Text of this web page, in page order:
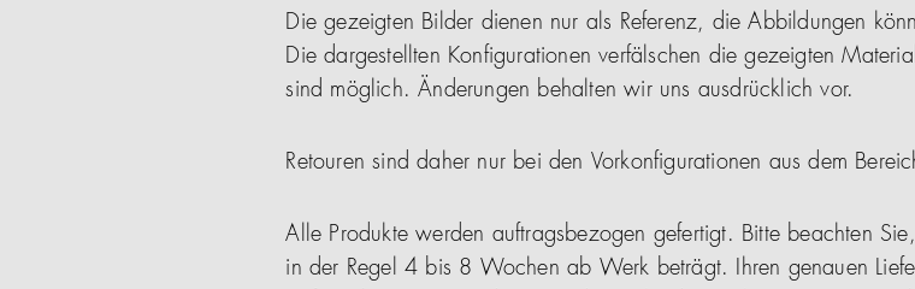
Die gezeigten Bilder dienen nur als Referenz, die Abbildungen
Die dargestellten Konfigurationen verfälschen die gezeigten
sind möglich. Änderungen behalten wir uns ausdrücklich vor.
Retouren sind daher nur bei den Vorkonfigurationen aus dem
Alle Produkte werden auftragsbezogen gefertigt. Bitte beachten
in der Regel 4 bis 8 Wochen ab Werk beträgt. Ihren genauen